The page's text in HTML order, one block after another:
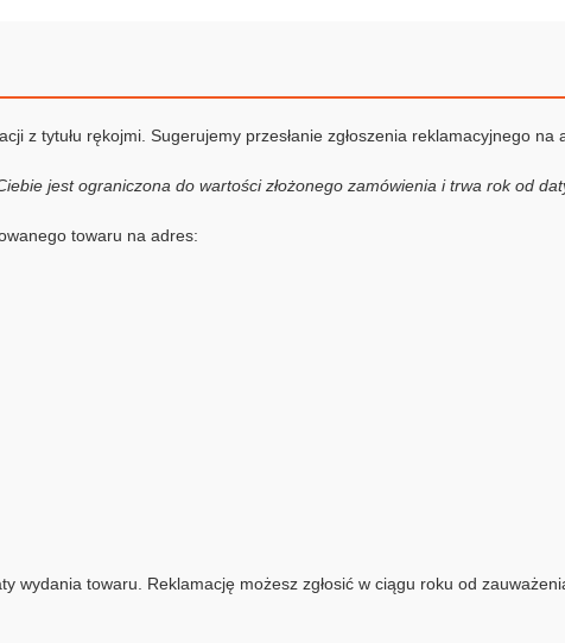
z tytułu rękojmi. Sugerujemy przesłanie zgłoszenia reklamacyjnego na
jest ograniczona do wartości złożonego zamówienia i trwa rok od
towaru na adres:
wydania towaru. Reklamację możesz zgłosić w ciągu roku od